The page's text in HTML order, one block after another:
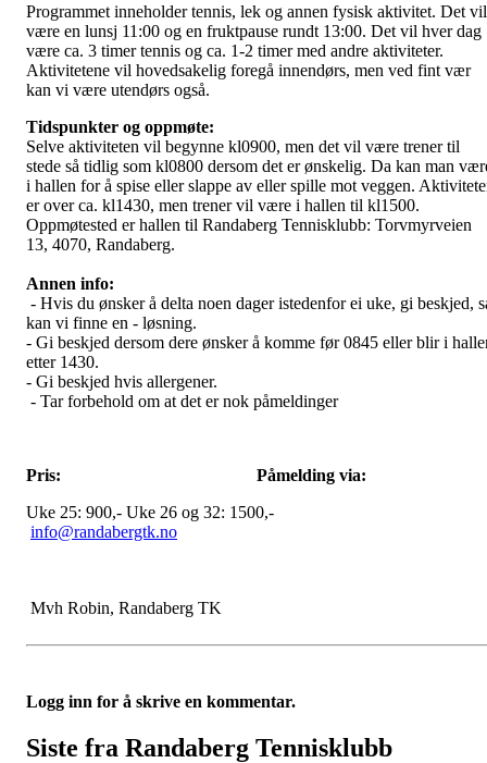
Programmet inneholder tennis, lek og annen fysisk aktivitet. Det vil
være en lunsj 11:00 og en fruktpause rundt 13:00. Det vil hver dag
være ca. 3 timer tennis og ca. 1-2 timer med andre aktiviteter.
Aktivitetene vil hovedsakelig foregå innendørs, men ved fint vær
kan vi være utendørs også.
Tidspunkter og oppmøte:
Selve aktiviteten vil begynne kl0900, men det vil være trener til
stede så tidlig som kl0800 dersom det er ønskelig. Da kan man
i hallen for å spise eller slappe av eller spille mot veggen.
er over ca. kl1430, men trener vil være i hallen til kl1500.
Oppmøtested er hallen til Randaberg Tennisklubb: Torvmyrveien
13, 4070, Randaberg.
Annen info:
- Hvis du ønsker å delta noen dager istedenfor ei uke, gi beskjed,
kan vi finne en - løsning.
- Gi beskjed dersom dere ønsker å komme før 0845 eller blir i
etter 1430.
- Gi beskjed hvis allergener.
- Tar forbehold om at det er nok påmeldinger
Pris: Påmelding via:
Uke 25: 900,- Uke 26 og 32: 1500,-
info@randabergtk.no
Mvh Robin, Randaberg TK
Logg inn for å skrive en kommentar.
Siste fra Randaberg Tennisklubb